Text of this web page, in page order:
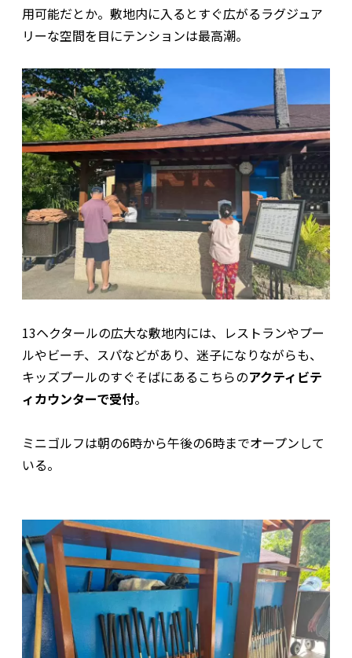
用可能だとか。敷地内に入るとすぐ広がるラグジュア
リーな空間を目にテンションは最高潮。
13ヘクタールの広大な敷地内には、レストランやプー
ルやビーチ、スパなどがあり、迷子になりながらも、
キッズプールのすぐそばにあるこちらのアクティビテ
ィカウンターで受付。
ミニゴルフは朝の6時から午後の6時までオープンして
いる。